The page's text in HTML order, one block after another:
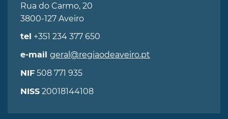
Rua do Carmo, 20
3800-127 Aveiro
tel +351 234 377 650
e-mail geral@regiaodeaveiro.pt
NIF 508 771 935
NISS 20018144108